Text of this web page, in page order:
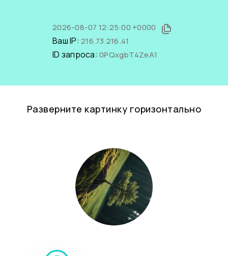
2026-08-07 12:25:00 +0000
Ваш IP: 216.73.216.41
ID запроса: 0PQxgbT4ZeA1
Разверните картинку горизонтально